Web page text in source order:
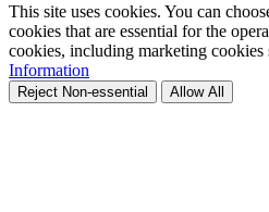
This site uses cookies. You can
cookies that are essential for the
cookies, including marketing cookies
Information
Reject Non-essential Allow All